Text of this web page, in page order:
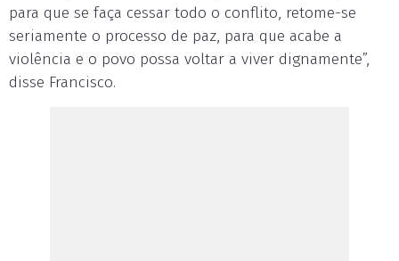
para que se faça cessar todo o conflito, retome-se
seriamente o processo de paz, para que acabe a
violência e o povo possa voltar a viver dignamente”,
disse Francisco.